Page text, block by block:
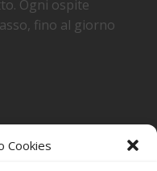
Cookies
Ogni ospite
fino al giorno
SU